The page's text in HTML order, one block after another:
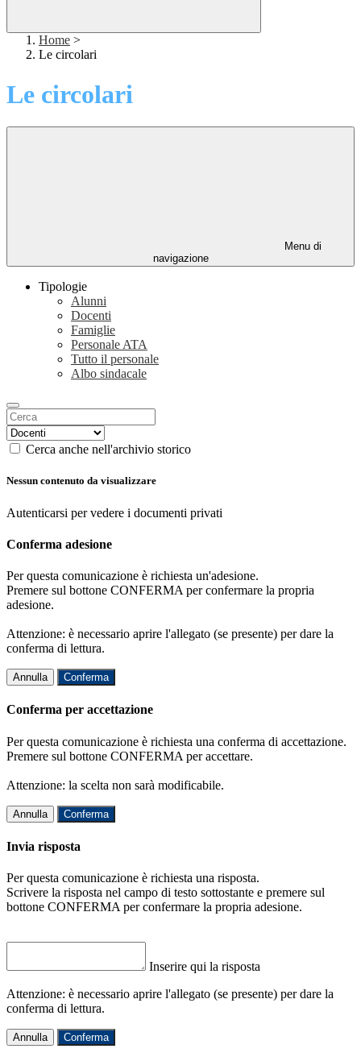
Home >
Le circolari
Le circolari
Menu di
navigazione
Tipologie
Alunni
Docenti
Famiglie
Personale ATA
Tutto il personale
Albo sindacale
Cerca anche nell'archivio storico
Nessun contenuto da visualizzare
Autenticarsi per vedere i documenti privati
Conferma adesione
Per questa comunicazione è richiesta un'adesione.
Premere sul bottone CONFERMA per confermare la propria
adesione.
Attenzione: è necessario aprire l'allegato (se presente) per dare la
conferma di lettura.
Annulla Conferma
Conferma per accettazione
Per questa comunicazione è richiesta una conferma di accettazione.
Premere sul bottone CONFERMA per accettare.
Attenzione: la scelta non sarà modificabile.
Annulla Conferma
Invia risposta
Per questa comunicazione è richiesta una risposta.
Scrivere la risposta nel campo di testo sottostante e premere sul
bottone CONFERMA per confermare la propria adesione.
Inserire qui la risposta
Attenzione: è necessario aprire l'allegato (se presente) per dare la
conferma di lettura.
Annulla Conferma